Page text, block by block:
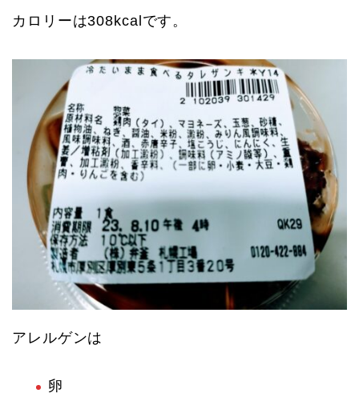
カロリーは308kcalです。
アレルゲンは
卵